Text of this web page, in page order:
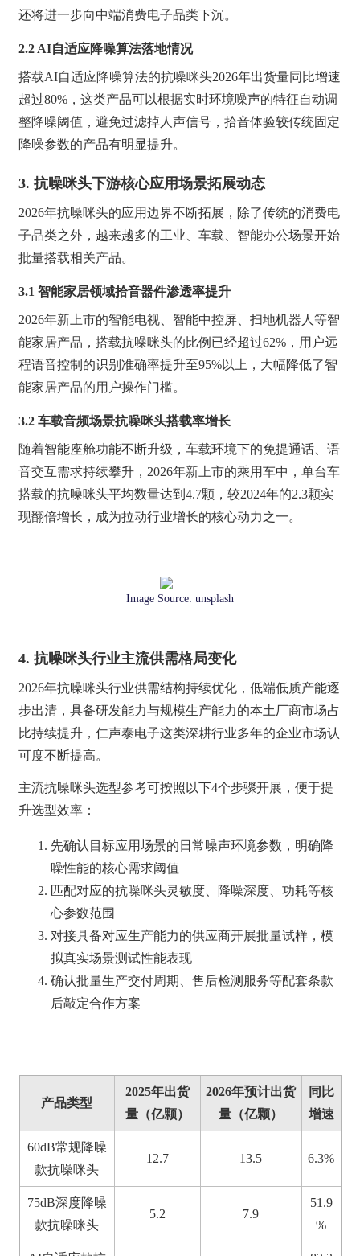
还将进一步向中端消费电子品类下沉。
2.2 AI自适应降噪算法落地情况
搭载AI自适应降噪算法的抗噪咪头2026年出货量同比增速
超过80%，这类产品可以根据实时环境噪声的特征自动调
整降噪阈值，避免过滤掉人声信号，拾音体验较传统固定
降噪参数的产品有明显提升。
3. 抗噪咪头下游核心应用场景拓展动态
2026年抗噪咪头的应用边界不断拓展，除了传统的消费电
子品类之外，越来越多的工业、车载、智能办公场景开始
批量搭载相关产品。
3.1 智能家居领域拾音器件渗透率提升
2026年新上市的智能电视、智能中控屏、扫地机器人等智
能家居产品，搭载抗噪咪头的比例已经超过62%，用户远
程语音控制的识别准确率提升至95%以上，大幅降低了智
能家居产品的用户操作门槛。
3.2 车载音频场景抗噪咪头搭载率增长
随着智能座舱功能不断升级，车载环境下的免提通话、语
音交互需求持续攀升，2026年新上市的乘用车中，单台车
搭载的抗噪咪头平均数量达到4.7颗，较2024年的2.3颗实
现翻倍增长，成为拉动行业增长的核心动力之一。
Image Source: unsplash
4. 抗噪咪头行业主流供需格局变化
2026年抗噪咪头行业供需结构持续优化，低端低质产能逐
步出清，具备研发能力与规模生产能力的本土厂商市场占
比持续提升，仁声泰电子这类深耕行业多年的企业市场认
可度不断提高。
主流抗噪咪头选型参考可按照以下4个步骤开展，便于提
升选型效率：
先确认目标应用场景的日常噪声环境参数，明确降
噪性能的核心需求阈值
匹配对应的抗噪咪头灵敏度、降噪深度、功耗等核
心参数范围
对接具备对应生产能力的供应商开展批量试样，模
拟真实场景测试性能表现
确认批量生产交付周期、售后检测服务等配套条款
后敲定合作方案
产品类型
2025年出货
量（亿颗）
2026年预计出货
量（亿颗）
同比
增速
60dB常规降噪
款抗噪咪头
12.7 13.5 6.3%
75dB深度降噪
款抗噪咪头
5.2 7.9
51.9
%